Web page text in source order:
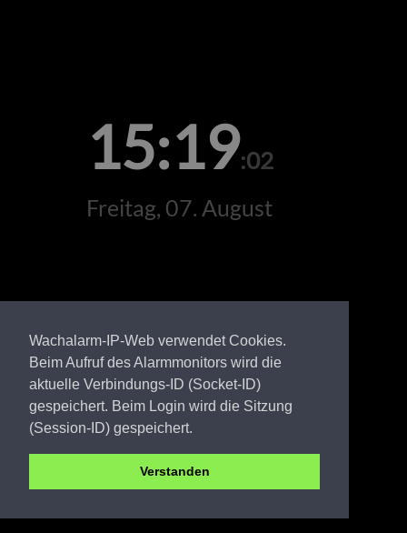
Wachalarm-IP-Web verwendet Cookies.
Beim Aufruf des Alarmmonitors wird die
aktuelle Verbindungs-ID (Socket-ID)
gespeichert. Beim Login wird die Sitzung
(Session-ID) gespeichert.
Verstanden
15:19:02
Freitag, 07. August
Amt Bad Wilsnack/Weisen